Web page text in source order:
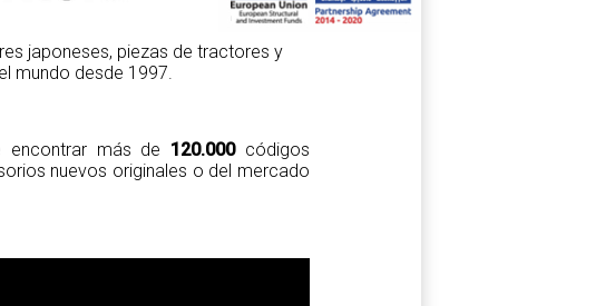
japoneses, piezas de tractores y
mundo desde 1997.
encontrar más de 120.000códigos
nuevos originales o del mercado